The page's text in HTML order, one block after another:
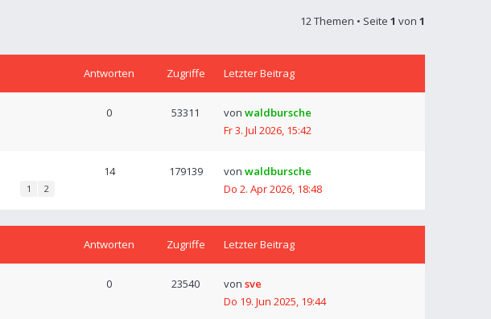
12 Themen • Seite 1 von 1
Antworten Zugriffe Letzter Beitrag
0 53311 von waldbursche
Fr 3. Jul 2026, 15:42
1 2
14 179139 von waldbursche
Do 2. Apr 2026, 18:48
Antworten Zugriffe Letzter Beitrag
0 23540 von sve
Do 19. Jun 2025, 19:44